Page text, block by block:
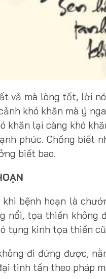
vả mà lòng tốt, lời
khó khăn mà ý
khăn lại càng khó
phúc. Chồng biết
biết bao.
bệnh hoạn là
nổi, tọa thiền
tụng kinh tọa thiền
đi đứng được,
tinh tấn theo pháp